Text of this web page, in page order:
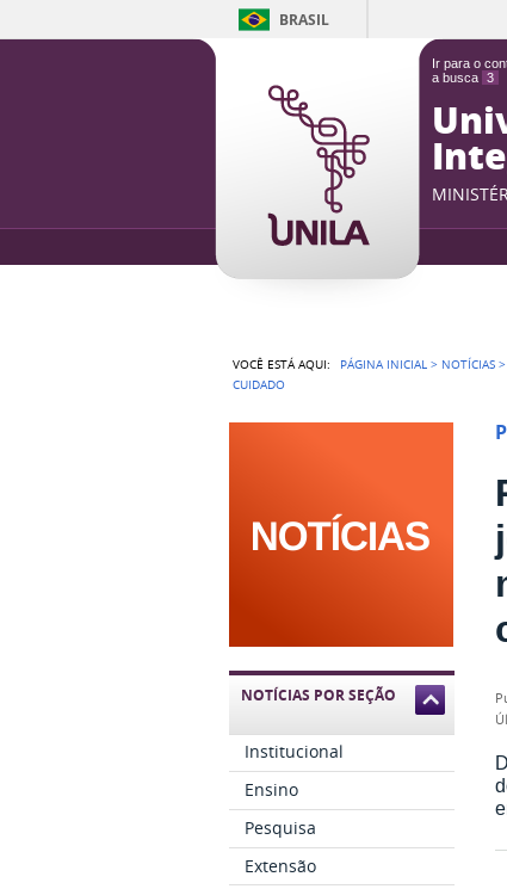
Ir para o
a busca 3
BRASIL
VOCÊ ESTÁ AQUI: PÁGINA INICIAL > NOTÍCIAS >
CUIDADO
NOTÍCIAS POR SEÇÃO
Institucional
Ensino
Pesquisa
Extensão